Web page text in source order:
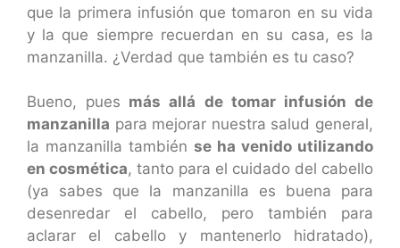
que la primera infusión que tomaron en su vida
y la que siempre recuerdan en su casa, es la
manzanilla. ¿Verdad que también es tu caso?
Bueno, pues más allá de tomar infusión de
manzanilla para mejorar nuestra salud general,
la manzanilla también se ha venido utilizando
en cosmética, tanto para el cuidado del cabello
(ya sabes que la manzanilla es buena para
desenredar el cabello, pero también para
aclarar el cabello y mantenerlo hidratado),